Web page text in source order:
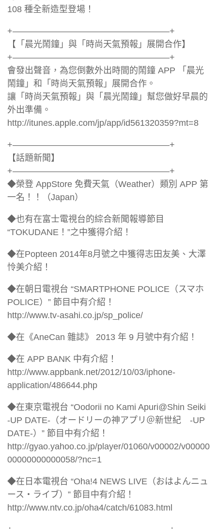
108 種全新造型登場！
+——————————————————+
【「晨光鬧鐘」與「時尚天氣預報」展開合作】
+——————————————————+
會發出聲音，為您倒數外出時間的鬧鐘 APP 「晨光
鬧鐘」和「時尚天氣預報」展開合作。
讓「時尚天氣預報」與「晨光鬧鐘」幫您做好早晨的
外出準備。
http://itunes.apple.com/jp/app/id561320359?mt=8
+——————————————————+
【話題新聞】
+——————————————————+
◆榮登 AppStore 免費天氣（Weather）類別 APP 第
一名！！（Japan）
◆也有在富士電視台的綜合新聞報導節目
“TOKUDANE！”之中獲得介紹！
◆在Popteen 2014年8月號之中獲得志田友美、大澤
怜美介紹！
◆在朝日電視台 “SMARTPHONE POLICE（スマホ
POLICE）” 節目中有介紹！
http://www.tv-asahi.co.jp/sp_police/
◆在《AneCan 雜誌》 2013 年 9 月號中有介紹！
◆在 APP BANK 中有介紹！
http://www.appbank.net/2012/10/03/iphone-
application/486644.php
◆在東京電視台 “Oodorii no Kami Apuri@Shin Seiki
-UP DATE-（オードリーの神アプリ＠新世紀 -UP
DATE-）” 節目中有介紹！
http://gyao.yahoo.co.jp/player/01060/v00002/v00000
00000000000058/?nc=1
◆在日本電視台 “Oha!4 NEWS LIVE（おはよんニュ
ース・ライブ）” 節目中有介紹！
http://www.ntv.co.jp/oha4/catch/61083.html